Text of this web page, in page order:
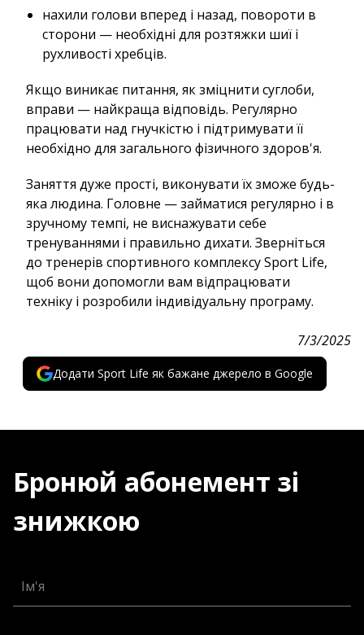
нахили голови вперед і назад, повороти в
сторони — необхідні для розтяжки шиї і
рухливості хребців.
Якщо виникає питання, як зміцнити суглоби,
вправи — найкраща відповідь. Регулярно
працювати над гнучкістю і підтримувати її
необхідно для загального фізичного здоров'я.
Заняття дуже прості, виконувати їх зможе будь-
яка людина. Головне — займатися регулярно і в
зручному темпі, не виснажувати себе
тренуваннями і правильно дихати. Зверніться
до тренерів спортивного комплексу Sport Life,
щоб вони допомогли вам відпрацювати
техніку і розробили індивідуальну програму.
7/3/2025
Додати Sport Life як бажане джерело в Google
Бронюй абонемент зі
знижкою
Ім'я